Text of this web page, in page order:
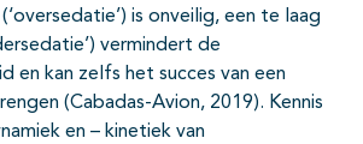
is onveilig, een te laag
vermindert de
en kan zelfs het succes van een
(Cabadas-Avion, 2019). Kennis
en – kinetiek van